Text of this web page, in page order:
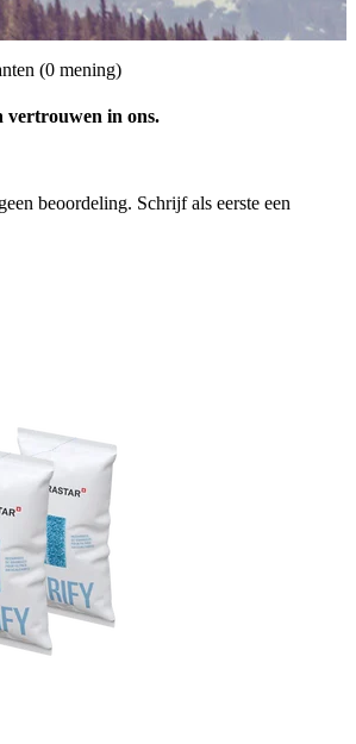
(0 mening)
vertrouwen in ons.
beoordeling. Schrijf als eerste een